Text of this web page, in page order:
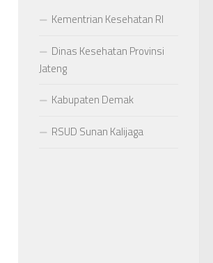
Kementrian Kesehatan RI
Dinas Kesehatan Provinsi
Jateng
Kabupaten Demak
RSUD Sunan Kalijaga